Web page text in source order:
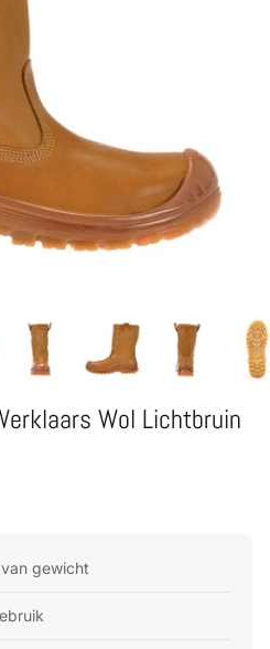
Wol Lichtbruin
gewicht